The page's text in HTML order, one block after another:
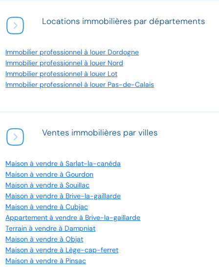
Locations immobilières par départements
Immobilier professionnel à louer Dordogne
Immobilier professionnel à louer Nord
Immobilier professionnel à louer Lot
Immobilier professionnel à louer Pas-de-Calais
Ventes immobilières par villes
Maison à vendre à Sarlat-la-canéda
Maison à vendre à Gourdon
Maison à vendre à Souillac
Maison à vendre à Brive-la-gaillarde
Maison à vendre à Cubjac
Appartement à vendre à Brive-la-gaillarde
Terrain à vendre à Dampniat
Maison à vendre à Objat
Maison à vendre à Lège-cap-ferret
Maison à vendre à Pinsac